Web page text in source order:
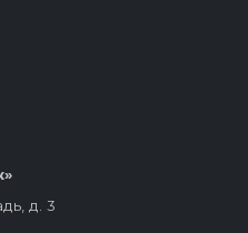
д. 3